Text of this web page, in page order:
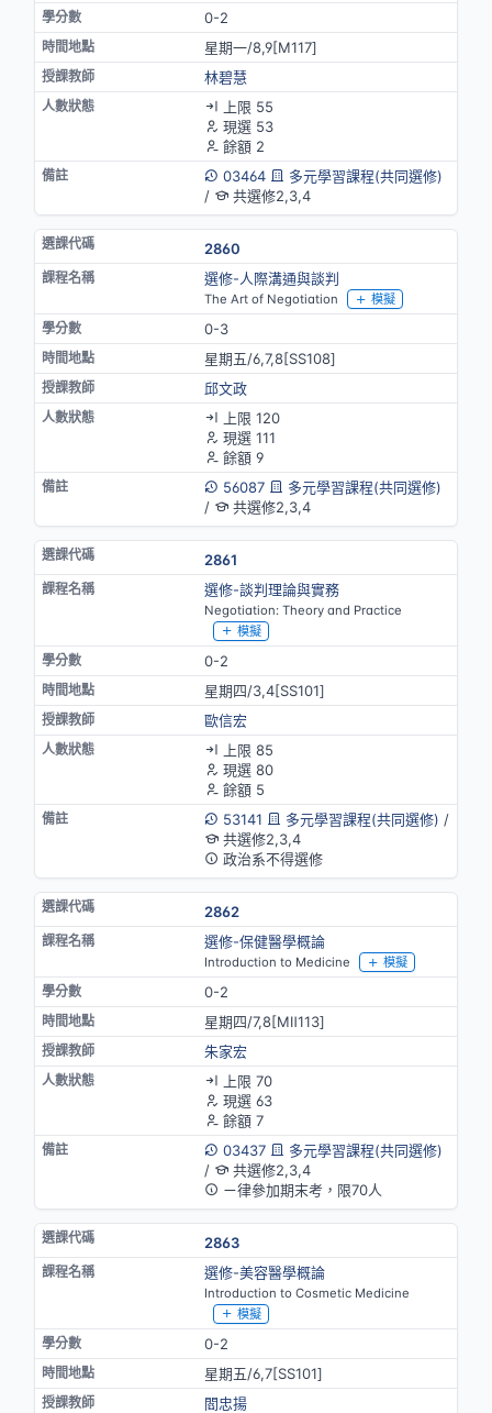
0-2
星期一/8,9[M117]
林碧慧
上限 55
現選 53
餘額 2
03464
多元學習課程(共同選修)
/
共選修2,3,4
2860
選修-人際溝通與談判
The Art of Negotiation 模擬
0-3
星期五/6,7,8[SS108]
邱文政
上限 120
現選 111
餘額 9
56087
多元學習課程(共同選修)
/
共選修2,3,4
2861
選修-談判理論與實務
Negotiation: Theory and Practice
模擬
0-2
星期四/3,4[SS101]
歐信宏
上限 85
現選 80
餘額 5
53141
多元學習課程(共同選修) /
共選修2,3,4
政治系不得選修
2862
選修-保健醫學概論
Introduction to Medicine 模擬
0-2
星期四/7,8[MⅡ113]
朱家宏
上限 70
現選 63
餘額 7
03437
多元學習課程(共同選修)
/
共選修2,3,4
ㄧ律參加期末考，限70人
2863
選修-美容醫學概論
Introduction to Cosmetic Medicine
模擬
0-2
星期五/6,7[SS101]
閻忠揚